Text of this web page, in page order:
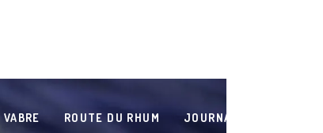
ROUTE DU RHUM JOURNAL DE BORD